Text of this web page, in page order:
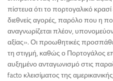
πίστευα ότι το πορτογαλικό
διεθνείς αγορές, παρόλο που η
αναγνωρίζεται πλέον,
αξίας». Οι προωθητικές
τη στιγμή, καθώς ο Πορτογάλος
αυξημένο ανταγωνισμό στις
facto κλεισίματος της